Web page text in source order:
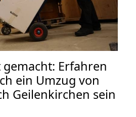
Erfahren
ein Umzug von
Geilenkirchen sein